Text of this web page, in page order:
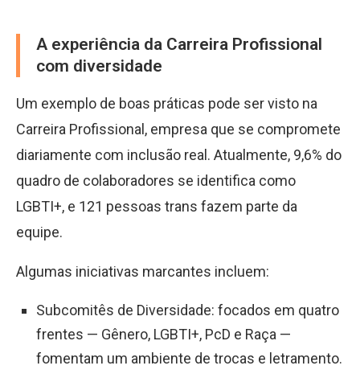
A experiência da Carreira Profissional
com diversidade
Um exemplo de boas práticas pode ser visto na
Carreira Profissional, empresa que se compromete
diariamente com inclusão real. Atualmente, 9,6% do
quadro de colaboradores se identifica como
LGBTI+, e 121 pessoas trans fazem parte da
equipe.
Algumas iniciativas marcantes incluem:
Subcomitês de Diversidade: focados em quatro
frentes — Gênero, LGBTI+, PcD e Raça —
fomentam um ambiente de trocas e letramento.